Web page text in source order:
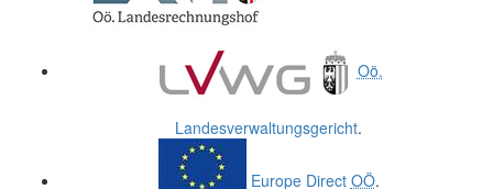
Oö.
Landesverwaltungsgericht.
Europe Direct OÖ.